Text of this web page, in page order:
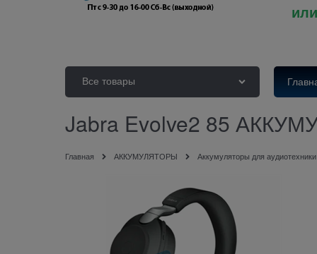
Все товары
Jabra Evolve2 85
Главная АККУМУЛЯТОРЫ Аккумуляторы для аудиотехники